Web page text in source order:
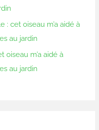
: cet oiseau m’a aidé à
au jardin
oiseau m’a aidé à
au jardin